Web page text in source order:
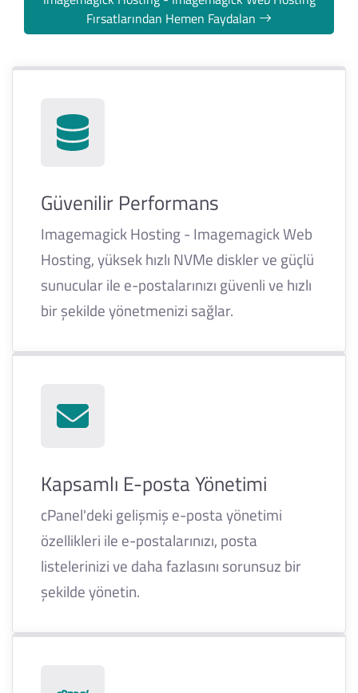
Fırsatlarından Hemen Faydalan
Güvenilir Performans
Imagemagick Hosting - Imagemagick Web
Hosting, yüksek hızlı NVMe diskler ve güçlü
sunucular ile e-postalarınızı güvenli ve hızlı
bir şekilde yönetmenizi sağlar.
Kapsamlı E-posta Yönetimi
cPanel'deki gelişmiş e-posta yönetimi
özellikleri ile e-postalarınızı, posta
listelerinizi ve daha fazlasını sorunsuz bir
şekilde yönetin.